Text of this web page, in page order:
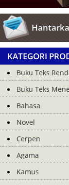
KATEGORI
Buku Teks
Buku Teks
Bahasa
Novel
Cerpen
Agama
Kamus